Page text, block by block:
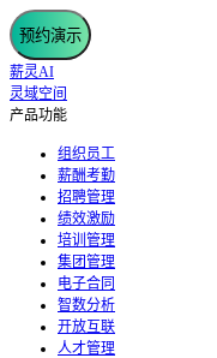
预约演示
薪灵AI
灵域空间
产品功能
组织员工
薪酬考勤
招聘管理
绩效激励
培训管理
集团管理
电子合同
智数分析
开放互联
人才管理